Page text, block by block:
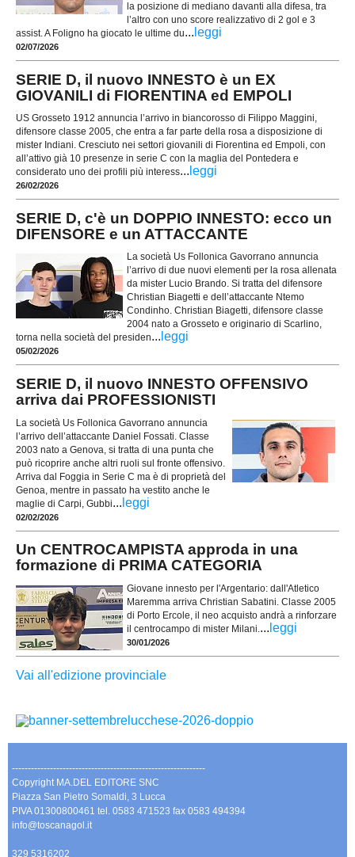
la posizione di mediano davanti alla difesa, tra
l’altro con uno score realizzativo di 2 gol e 3
assist. A Foligno ha giocato le ultime du... leggi
02/07/2026
SERIE D, il nuovo INNESTO è un EX
GIOVANILI di FIORENTINA ed EMPOLI
US Grosseto 1912 annuncia l’arrivo in biancorosso di Filippo Maggini,
difensore classe 2005, che entra a far parte della rosa a disposizione di
mister Indiani. Cresciuto nei settori giovanili di Fiorentina ed Empoli, con
all’attivo già 10 presenze in serie C con la maglia del Pontedera e
considerato uno dei profili più interess... leggi
26/02/2026
SERIE D, c'è un DOPPIO INNESTO: ecco un
DIFENSORE e un ATTACCANTE
La società Us Follonica Gavorrano annuncia
l’arrivo di due nuovi elementi per la rosa allenata
da mister Lucio Brando. Si tratta del difensore
Christian Biagetti e dell’attaccante Ntemo
Condinho. Christian Biagetti, difensore classe
2004 nato a Grosseto e originario di Scarlino,
torna nella società del presiden... leggi
05/02/2026
SERIE D, il nuovo INNESTO OFFENSIVO
arriva dai PROFESSIONISTI
La società Us Follonica Gavorrano annuncia
l’arrivo dell’attaccante Daniel Fossati. Classe
2003 nato a Genova, si tratta di una punta che
può ricoprire anche altri ruoli sul fronte offensivo.
Arriva dal Foggia in Serie C ma è di proprietà del
Genoa, mentre in passato ha vestito anche le
maglie di Carpi, Gubbi... leggi
02/02/2026
Un CENTROCAMPISTA approda in una
formazione di PRIMA CATEGORIA
Giovane innesto per l'Argentario: dall'Atletico
Maremma arriva Christian Sabatini. Classe 2005
di Porto Ercole, il neo acquisto andrà a rinforzare
il centrocampo di mister Milani. ... leggi
30/01/2026
Vai all'edizione provinciale
-------------------------------------------------------------
Copyright MA.DEL EDITORE SNC
Piazza San Pietro Somaldi, 3 Lucca
PIVA 01300800461 tel. 0583 471523 fax 0583 494394
info@toscanagol.it
329 5316202